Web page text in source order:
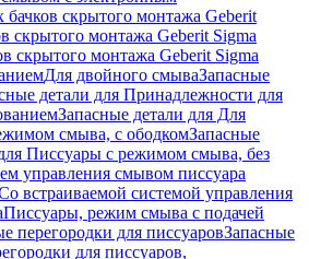
скрытого монтажа Geberit
скрытого монтажа Geberit Sigma
скрытого монтажа Geberit Sigma
Для двойного смываЗапасные
детали для Принадлежности для
Запасные детали для Для
смыва, с ободкомЗапасные
Писсуары с режимом смыва, без
управления смывом писсуара
встраиваемой системой управления
Писсуары, режим смыва с подачей
перегородки для писсуаровЗапасные
для писсуаров,